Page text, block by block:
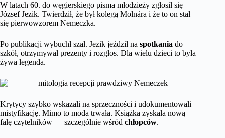
W latach 60. do węgierskiego pisma młodzieży zgłosił się
József Jezik. Twierdził, że był kolegą Molnára i że to on stał
się pierwowzorem Nemeczka.
Po publikacji wybuchł szał. Jezik jeździł na spotkania do
szkół, otrzymywał prezenty i rozgłos. Dla wielu dzieci to była
żywa legenda.
Krytycy szybko wskazali na sprzeczności i udokumentowali
mistyfikację. Mimo to moda trwała. Książka zyskała nową
falę czytelników — szczególnie wśród chłopców.